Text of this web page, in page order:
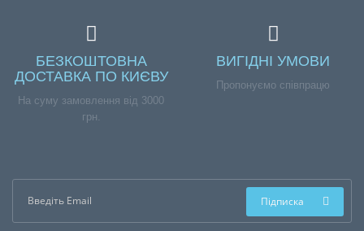
БЕЗКОШТОВНА
ДОСТАВКА ПО КИЄВУ
На суму замовлення від 3000
грн.
ВИГІДНІ УМОВИ
Пропонуємо співпрацю
Підписка